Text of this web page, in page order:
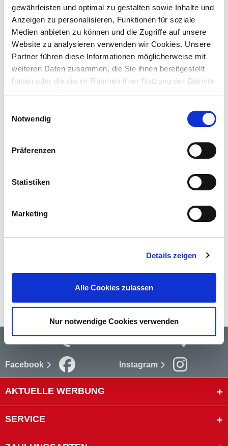
gewährleisten und optimal zu gestalten sowie Inhalte und
Anzeigen zu personalisieren, Funktionen für soziale
Medien anbieten zu können und die Zugriffe auf unsere
Website zu analysieren verwenden wir Cookies. Unsere
Partner führen diese Informationen möglicherweise mit
weiteren Daten zusammen, die Sie ihnen bereitgestellt
haben oder die sie im Rahmen Ihrer Nutzung der Dienste
gesammelt haben.
Notwendig
Präferenzen
Statistiken
Marketing
Details zeigen
Alle Cookies zulassen
Nur notwendige Cookies verwenden
Um Abholung im Markt nutzen zu können, wähle zunächst
einen Markt
Verfügbarkeit:
Jetzt prüfen und Markt auswählen
Menge
aus Edelstahl mit Holzgriff. Ideal zum Auftragen von
Newsletter Storefinder
Facebook Instagram
AKTUELLE WERBUNG
SERVICE